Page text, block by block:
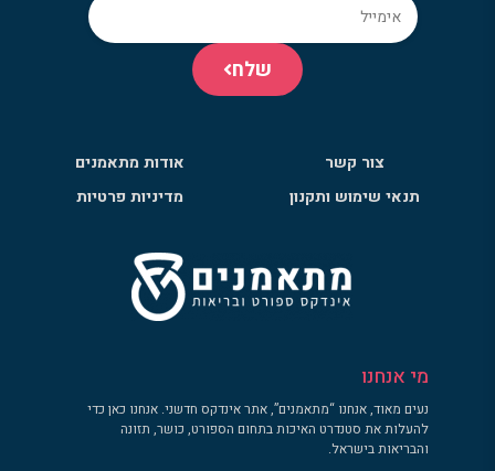
שלח
צור קשר
אודות מתאמנים
תנאי שימוש ותקנון
מדיניות פרטיות
מי אנחנו
נעים מאוד, אנחנו “מתאמנים”, אתר אינדקס חדשני. אנחנו כאן כדי
להעלות את סטנדרט האיכות בתחום הספורט, כושר, תזונה
והבריאות בישראל.